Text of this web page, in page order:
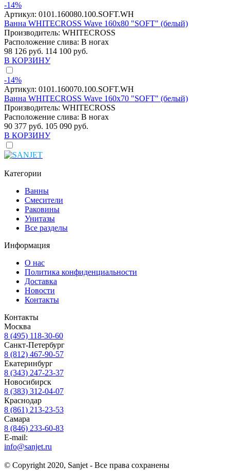
-14%
Артикул: 0101.160080.100.SOFT.WH
Ванна WHITECROSS Wave 160x80 "SOFT" (белый)
Производитель: WHITECROSS
Расположение слива: В ногах
98 126 руб. 114 100 руб.
В КОРЗИНУ
-14%
Артикул: 0101.160070.100.SOFT.WH
Ванна WHITECROSS Wave 160x70 "SOFT" (белый)
Производитель: WHITECROSS
Расположение слива: В ногах
90 377 руб. 105 090 руб.
В КОРЗИНУ
Категории
Ванны
Смесители
Раковины
Унитазы
Все разделы
Информация
О нас
Политика конфиденциальности
Доставка
Новости
Контакты
Контакты
Москва
8 (495) 118-30-60
Санкт-Петербург
8 (812) 467-90-57
Екатеринбург
8 (343) 247-23-37
Новосибирск
8 (383) 312-04-07
Краснодар
8 (861) 213-23-53
Самара
8 (846) 233-60-83
E-mail:
info@sanjet.ru
© Copyright 2020, Sanjet - Все права сохранены